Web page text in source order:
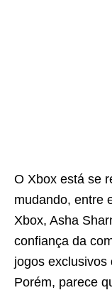
O Xbox está se
mudando, entre
Xbox, Asha
confiança da
jogos exclusivos
Porém, parece